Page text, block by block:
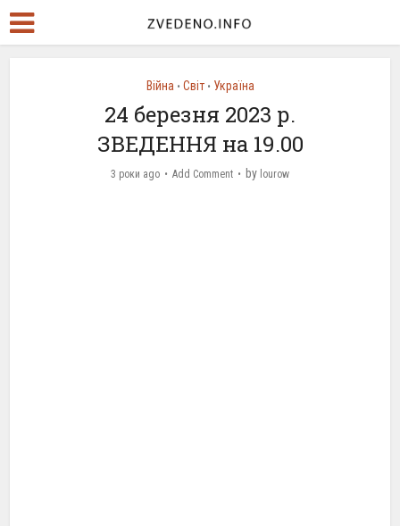
Війна • Світ • Україна
24 березня 2023 р.
ЗВЕДЕННЯ на 19.00
3 роки ago Add Comment by lourow